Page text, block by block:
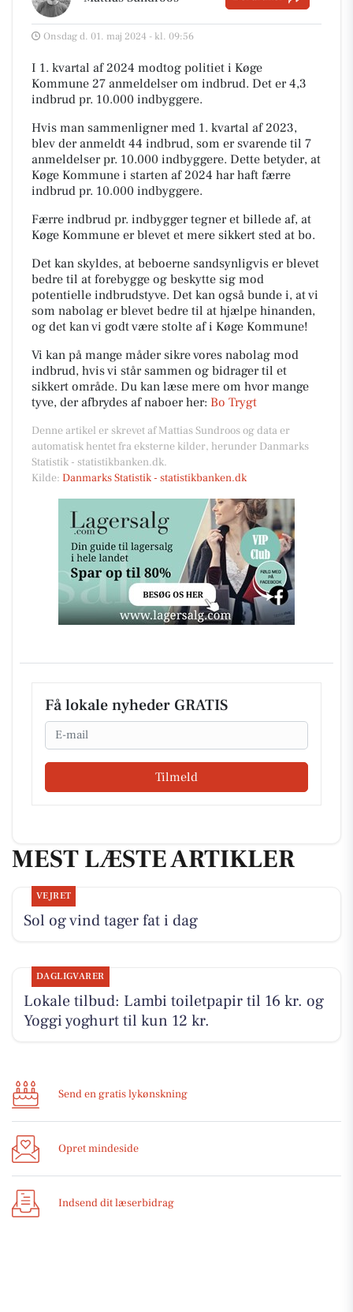
Onsdag d. 01. maj 2024 - kl. 09:56
I 1. kvartal af 2024 modtog politiet i Køge
Kommune 27 anmeldelser om indbrud. Det er 4,3
indbrud pr. 10.000 indbyggere.
Hvis man sammenligner med 1. kvartal af 2023,
blev der anmeldt 44 indbrud, som er svarende til 7
anmeldelser pr. 10.000 indbyggere. Dette betyder, at
Køge Kommune i starten af 2024 har haft færre
indbrud pr. 10.000 indbyggere.
Færre indbrud pr. indbygger tegner et billede af, at
Køge Kommune er blevet et mere sikkert sted at bo.
Det kan skyldes, at beboerne sandsynligvis er blevet
bedre til at forebygge og beskytte sig mod
potentielle indbrudstyve. Det kan også bunde i, at vi
som nabolag er blevet bedre til at hjælpe hinanden,
og det kan vi godt være stolte af i Køge Kommune!
Vi kan på mange måder sikre vores nabolag mod
indbrud, hvis vi står sammen og bidrager til et
sikkert område. Du kan læse mere om hvor mange
tyve, der afbrydes af naboer her: Bo Trygt
Denne artikel er skrevet af Mattias Sundroos og data er
automatisk hentet fra eksterne kilder, herunder Danmarks
Statistik - statistikbanken.dk.
Kilde: Danmarks Statistik - statistikbanken.dk
Få lokale nyheder GRATIS
Email
Tilmeld
MEST LÆSTE ARTIKLER
VEJRET
Sol og vind tager fat i dag
DAGLIGVARER
Lokale tilbud: Lambi toiletpapir til 16 kr. og
Yoggi yoghurt til kun 12 kr.
Send en gratis lykønskning
Opret mindeside
Indsend dit læserbidrag